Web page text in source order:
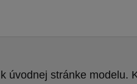
úvodnej stránke modelu.